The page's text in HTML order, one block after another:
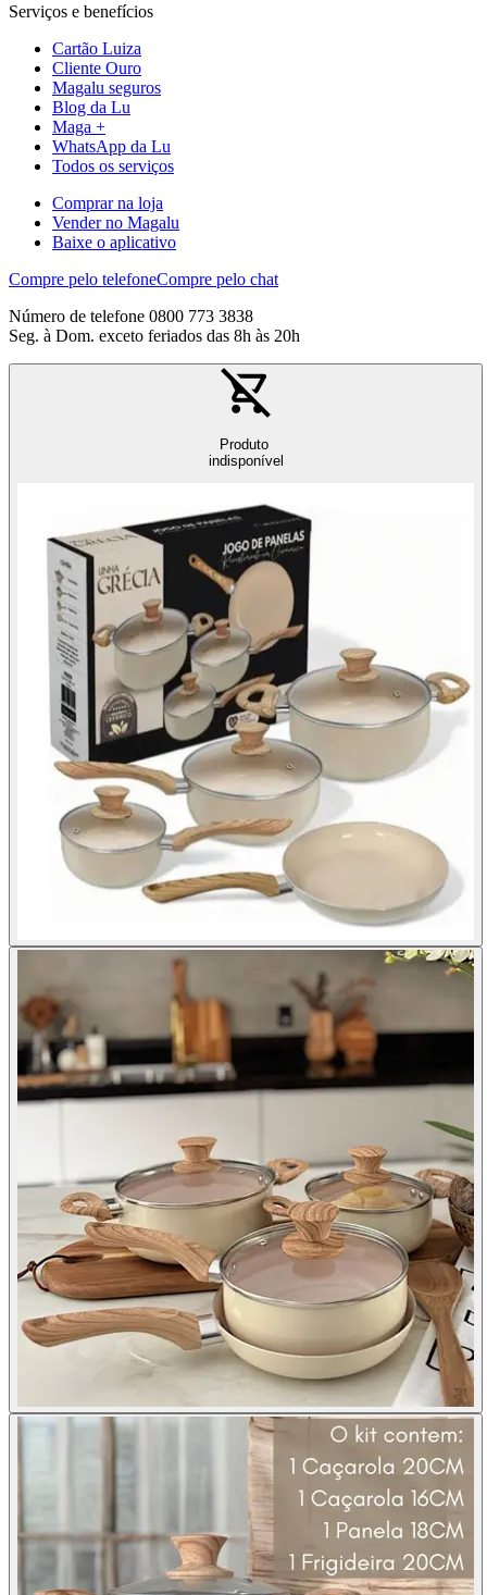
Serviços e benefícios
Cartão Luiza
Cliente Ouro
Magalu seguros
Blog da Lu
Maga +
WhatsApp da Lu
Todos os serviços
Comprar na loja
Vender no Magalu
Baixe o aplicativo
Compre pelo telefoneCompre pelo chat
Número de telefone 0800 773 3838
Seg. à Dom. exceto feriados das 8h às 20h
Produto
indisponível